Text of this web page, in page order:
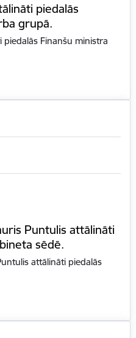
piedalās
grupā.
Finanšu ministra
Puntulis attālināti
sēdē.
attālināti piedalās